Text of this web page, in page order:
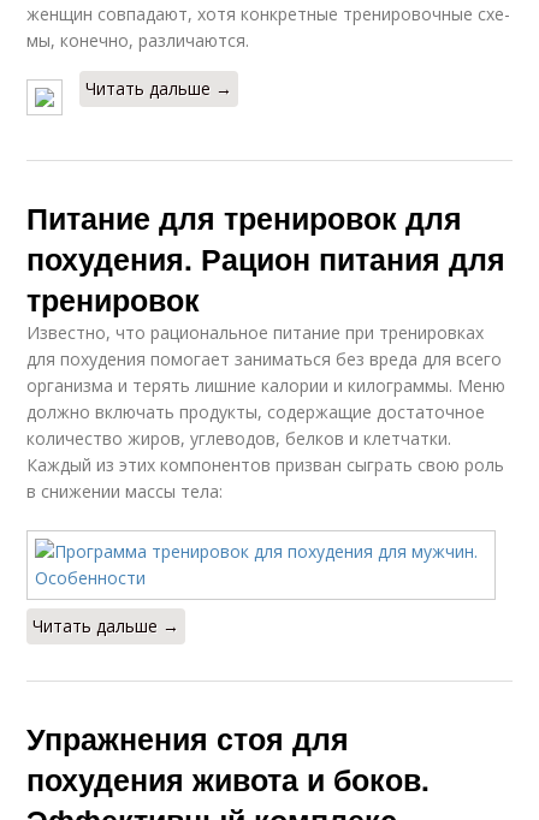
женщин совпадают, хотя конкретные тре­ни­ро­воч­ные схе­
мы, ко­неч­но, раз­ли­ча­ют­ся.
Читать дальше →
Питание для тренировок для
похудения. Рацион питания для
тренировок
Известно, что рациональное питание при тренировках
для похудения помогает заниматься без вреда для всего
организма и терять лишние калории и килограммы. Меню
должно включать продукты, содержащие достаточное
количество жиров, углеводов, белков и клетчатки.
Каждый из этих компонентов призван сыграть свою роль
в снижении массы тела:
Читать дальше →
Упражнения стоя для
похудения живота и боков.